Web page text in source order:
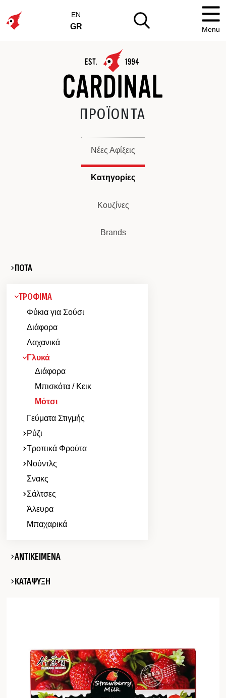
EN
GR Menu
ΠΡΟΪΟΝΤΑ
Νέες Αφίξεις
Κατηγορίες
Κουζίνες
Brands
ΠΟΤΑ
ΤΡΟΦΙΜΑ
Φύκια για Σούσι
Διάφορα
Λαχανικά
Γλυκά
Διάφορα
Μπισκότα / Κεικ
Μότσι
Γεύματα Στιγμής
Ρύζι
Τροπικά Φρούτα
Νούντλς
Σνακς
Σάλτσες
Άλευρα
Μπαχαρικά
ΑΝΤΙΚΕΙΜΕΝΑ
ΚΑΤΑΨΥΞΗ